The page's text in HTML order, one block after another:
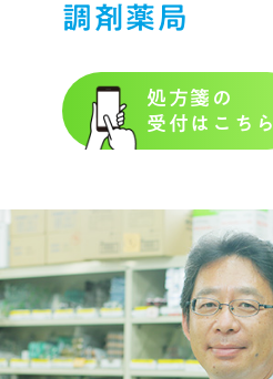
調剤薬局
処方箋の
受付はこちら